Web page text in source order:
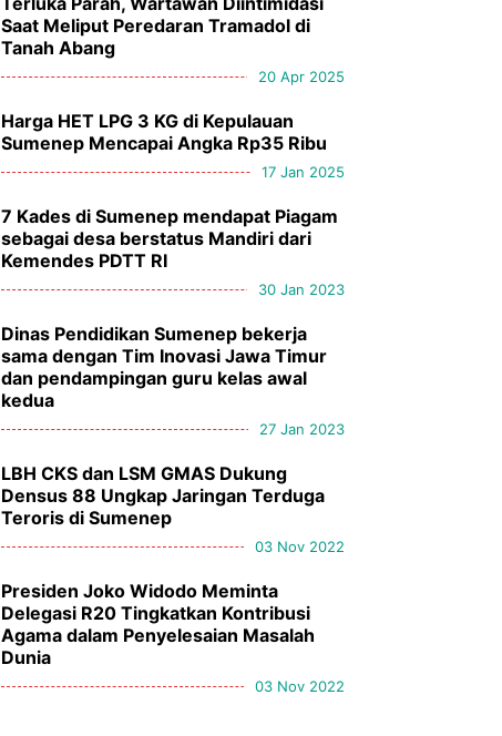
Saat Meliput Peredaran Tramadol di
Tanah Abang
20 Apr 2025
Harga HET LPG 3 KG di Kepulauan
Sumenep Mencapai Angka Rp35 Ribu
17 Jan 2025
7 Kades di Sumenep mendapat Piagam
sebagai desa berstatus Mandiri dari
Kemendes PDTT RI
30 Jan 2023
Dinas Pendidikan Sumenep bekerja
sama dengan Tim Inovasi Jawa Timur
dan pendampingan guru kelas awal
kedua
27 Jan 2023
LBH CKS dan LSM GMAS Dukung
Densus 88 Ungkap Jaringan Terduga
Teroris di Sumenep
03 Nov 2022
Presiden Joko Widodo Meminta
Delegasi R20 Tingkatkan Kontribusi
Agama dalam Penyelesaian Masalah
Dunia
03 Nov 2022